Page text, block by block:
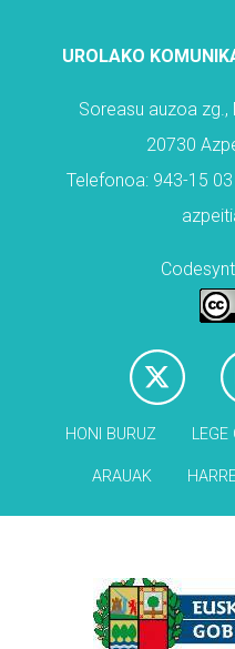
UROLAKO
Soreasu auzoa
20730
Telefonoa: 943-15
HONI BURUZ LEGE
ARAUAK